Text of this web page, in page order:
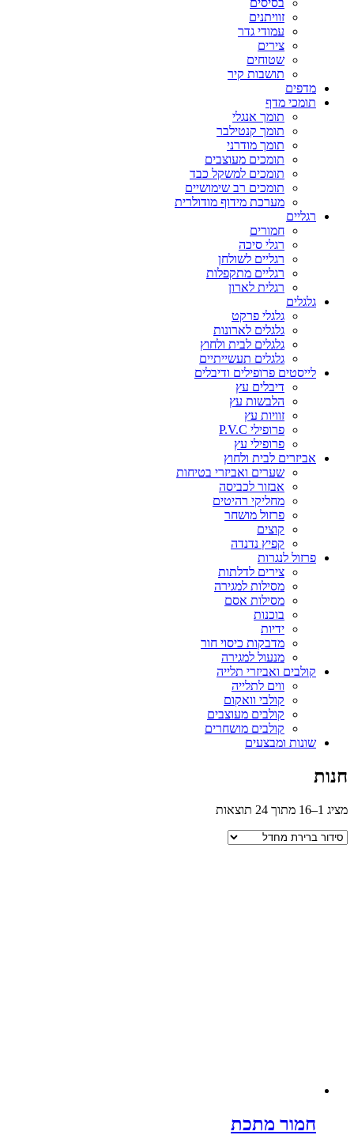
בסיסים
זוויתנים
עמודי גדר
צירים
שטוחים
תושבות קיר
מדפים
תומכי מדף
תומך אנגלי
תומך קנטילבר
תומך מודרני
תומכים מעוצבים
תומכים למשקל כבד
תומכים רב שימושיים
מערכת מידוף מודולרית
רגליים
חמורים
רגלי סיכה
רגליים לשולחן
רגליים מתקפלות
רגלית לארון
גלגלים
גלגלי פרקט
גלגלים לארונות
גלגלים לבית ולחוץ
גלגלים תעשייתיים
לייסטים פרופילים ודיבלים
דיבלים עץ
הלבשות עץ
זוויות עץ
פרופילי P.V.C
פרופילי עץ
אביזרים לבית ולחוץ
שערים ואביזרי בטיחות
אבזור לכביסה
מחליקי רהיטים
פרזול מושחר
קוצים
קפיץ נדנדה
פרזול לנגרות
צירים לדלתות
מסילות למגירה
מסילות אסם
בוכנות
ידיות
מדבקות כיסוי חור
מנעול למגירה
קולבים ואביזרי תלייה
ווים לתלייה
קולבי וואקום
קולבים מעוצבים
קולבים מושחרים
שונות ומבצעים
חנות
מציג 1–16 מתוך 24 תוצאות
חמור מתכת